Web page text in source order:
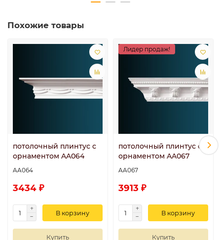
Похожие товары
потолочный плинтус с
орнаментом AA064
AA064
3434 ₽
В корзину
Купить
Лидер продаж!
потолочный плинтус с
орнаментом AA067
AA067
3913 ₽
В корзину
Купить